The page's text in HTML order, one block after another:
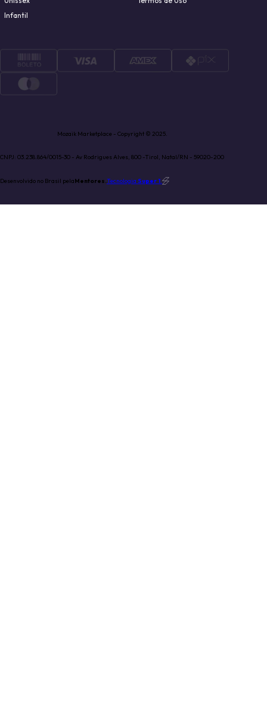
Infantil
Mozaik Marketplace - Copyright © 2025.
CNPJ: 03.238.864/0015-30 - Av Rodrigues Alves, 800 -Tirol, Natal/RN - 59020-200
Desenvolvido no Brasil pelaMentores.Tecnologia Super 1.